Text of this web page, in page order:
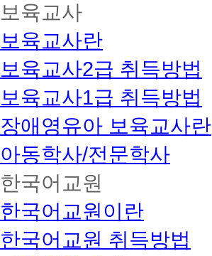
보육교사
보육교사란
보육교사2급 취득방법
보육교사1급 취득방법
장애영유아 보육교사란
아동학사/전문학사
한국어교원
한국어교원이란
한국어교원 취득방법